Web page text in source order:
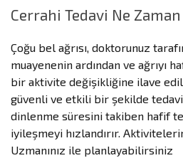
Cerrahi Tedavi Ne
Çoğu bel ağrısı, doktorunuz
muayenenin ardından ve ağrıyı
bir aktivite değişikliğine ilave
güvenli ve etkili bir şekilde
dinlenme süresini takiben hafif
iyileşmeyi hızlandırır.
Uzmanınız ile planlayabilirsiniz